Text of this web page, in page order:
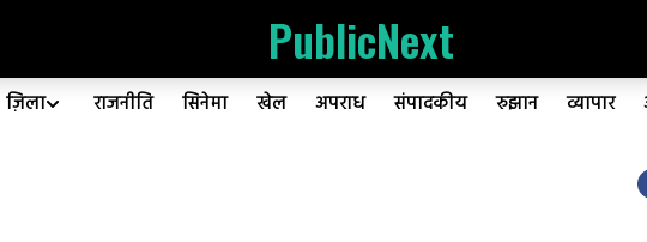
PublicNext
ज़िला राजनीति सिनेमा खेल अपराध संपादकीय रुझान व्यापार